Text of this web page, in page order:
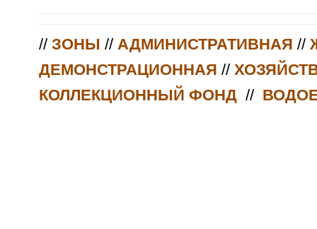
// ЗОНЫ // АДМИНИСТРАТИВНАЯ //
ДЕМОНСТРАЦИОННАЯ //
КОЛЛЕКЦИОННЫЙ ФОНД //